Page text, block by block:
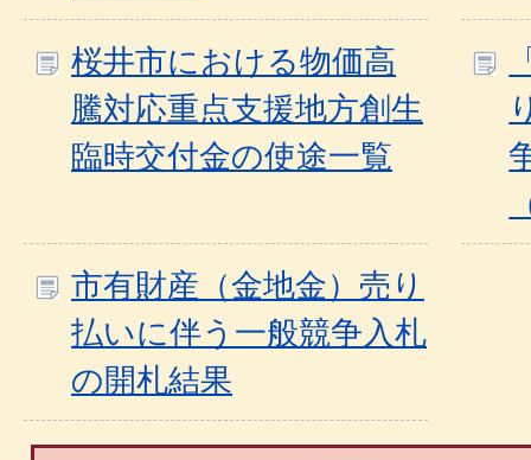
桜井市における物価高
騰対応重点支援地方創生
臨時交付金の使途一覧
市有財産（金地金）売り
払いに伴う一般競争入札
の開札結果